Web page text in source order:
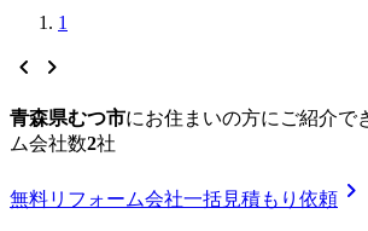
1
chevron_left chevron_right
青森県むつ市にお住まいの方にご紹介で
ム会社数2社
無料リフォーム会社一括見積もり依頼 chevron_right